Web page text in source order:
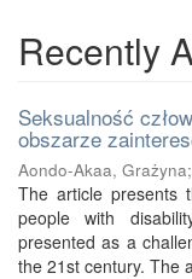
Recently
Seksualność
obszarze
Aondo-Akaa, Grażyna;
The article presents
people with
presented as a
the 21st century. The